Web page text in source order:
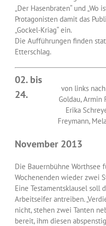
„Der Hasenbraten“ und
Protagonisten damit das
„Gockel-Kriag“ ein.
Die Aufführungen finden
Etterschlag.
von links
Goldau, Armin
Erika
Freymann,
02. bis
24.
November 2013
Die Bauernbühne Wörthsee
Wochenenden wieder zwei
Eine Testamentsklausel soll
Arbeitseifer antreiben.
nicht, stehen zwei Tanten
bereit, ihm diesen